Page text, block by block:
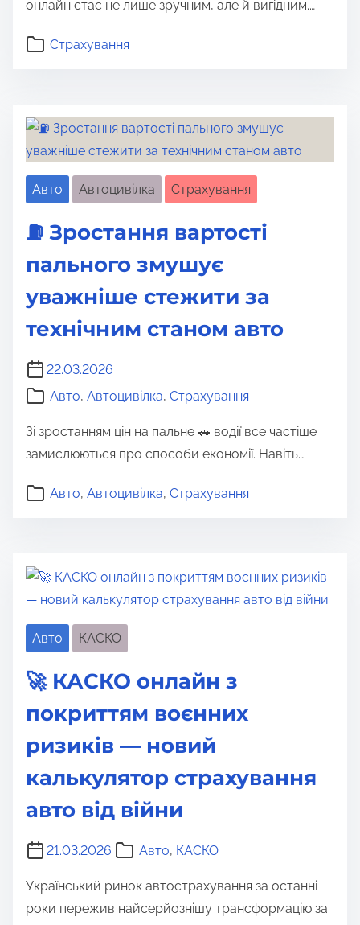
онлайн стає не лише зручним, але й вигідним.…
Страхування
Авто Автоцивілка Страхування
⛽ Зростання вартості
пального змушує
уважніше стежити за
технічним станом авто
22.03.2026
Авто, Автоцивілка, Страхування
Зі зростанням цін на пальне 🚗 водії все частіше
замислюються про способи економії. Навіть…
Авто, Автоцивілка, Страхування
Авто КАСКО
🚀 КАСКО онлайн з
покриттям воєнних
ризиків — новий
калькулятор страхування
авто від війни
21.03.2026 Авто, КАСКО
Український ринок автострахування за останні
роки пережив найсерйознішу трансформацію за